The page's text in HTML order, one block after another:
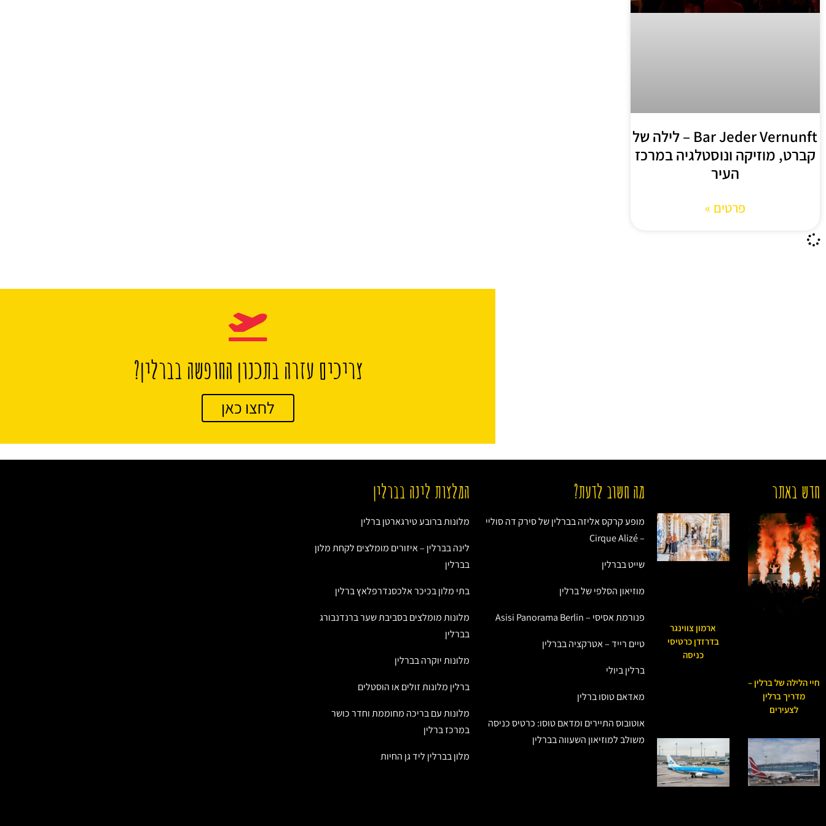
Bar Jeder Vernunft – לילה של
קברט, מוזיקה ונוסטלגיה במרכז
העיר
פרטים »
צריכים עזרה בתכנון החופשה בברלין?
לחצו כאן
חדש באתר
חיי הלילה של ברלין –
מדריך ברלין
לצעירים
ארמון צווינגר
בדרזדן כרטיסי
כניסה
מה חשוב לדעת?
מופע קרקס אליזה בברלין של סירק דה סוליי
– Cirque Alizé
שייט בברלין
מוזיאון הסלפי של ברלין
פנורמת אסיסי – Asisi Panorama Berlin
טיים רייד – אטרקציה בברלין
ברלין ביולי
מאדאם טוסו ברלין
אוטובוס התיירים ומדאם טוסו: כרטיס כניסה
משולב למוזיאון השעווה בברלין
המלצות לינה בברלין
מלונות ברובע טירגארטן ברלין
לינה בברלין – איזורים מומלצים לקחת מלון
בברלין
בתי מלון בכיכר אלכסנדרפלאץ ברלין
מלונות מומלצים בסביבת שער ברנדנבורג
בברלין
מלונות יוקרה בברלין
ברלין מלונות זולים או הוסטלים
מלונות עם בריכה מחוממת וחדר כושר
במרכז ברלין
מלון בברלין ליד גן החיות